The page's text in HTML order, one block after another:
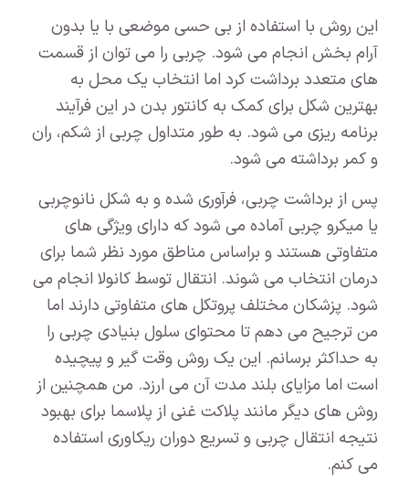
این روش با استفاده از بی حسی موضعی با یا بدون
آرام بخش انجام می شود. چربی را می توان از قسمت
های متعدد برداشت کرد اما انتخاب یک محل به
بهترین شکل برای کمک به کانتور بدن در این فرآیند
برنامه ریزی می شود. به طور متداول چربی از شکم، ران
و کمر برداشته می شود.
پس از برداشت چربی، فرآوری شده و به شکل نانوچربی
یا میکرو چربی آماده می شود که دارای ویژگی های
متفاوتی هستند و براساس مناطق مورد نظر شما برای
درمان انتخاب می شوند. انتقال توسط کانولا انجام می
شود. پزشکان مختلف پروتکل های متفاوتی دارند اما
من ترجیح می دهم تا محتوای سلول بنیادی چربی را
به حداکثر برسانم. این یک روش وقت گیر و پیچیده
است اما مزایای بلند مدت آن می ارزد. من همچنین از
روش های دیگر مانند پلاکت غنی از پلاسما برای بهبود
نتیجه انتقال چربی و تسریع دوران ریکاوری استفاده
می کنم.